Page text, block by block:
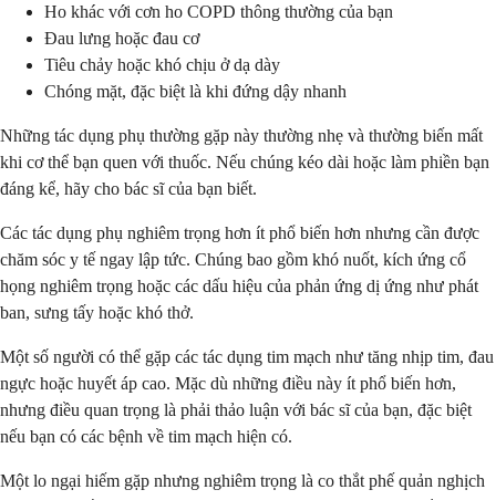
Ho khác với cơn ho COPD thông thường của bạn
Đau lưng hoặc đau cơ
Tiêu chảy hoặc khó chịu ở dạ dày
Chóng mặt, đặc biệt là khi đứng dậy nhanh
Những tác dụng phụ thường gặp này thường nhẹ và thường biến mất
khi cơ thể bạn quen với thuốc. Nếu chúng kéo dài hoặc làm phiền bạn
đáng kể, hãy cho bác sĩ của bạn biết.
Các tác dụng phụ nghiêm trọng hơn ít phổ biến hơn nhưng cần được
chăm sóc y tế ngay lập tức. Chúng bao gồm khó nuốt, kích ứng cổ
họng nghiêm trọng hoặc các dấu hiệu của phản ứng dị ứng như phát
ban, sưng tấy hoặc khó thở.
Một số người có thể gặp các tác dụng tim mạch như tăng nhịp tim, đau
ngực hoặc huyết áp cao. Mặc dù những điều này ít phổ biến hơn,
nhưng điều quan trọng là phải thảo luận với bác sĩ của bạn, đặc biệt
nếu bạn có các bệnh về tim mạch hiện có.
Một lo ngại hiếm gặp nhưng nghiêm trọng là co thắt phế quản nghịch